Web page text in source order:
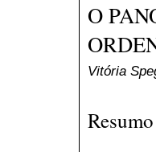
O
Vitória
Resumo